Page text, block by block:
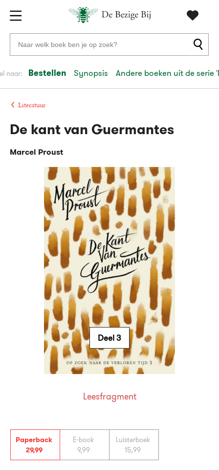
Gratis
verzending
vanaf
20
euro
Voor
23:59
volgendein
Veilig
Gratis
Zoeken
naar
auteurs
en
uitgevers
naar: Bestellen Synopsis Andere boeken uit de serie
Literatuur
Paperback
29,99
E-book
9,99
Luisterboek
15,99
De kant van Guermantes
Marcel Proust
Deel 3
Leesfragment